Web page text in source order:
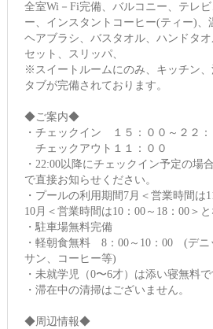
全室Wi－Fi完備、バルコニー、テレ
ー、インスタントコーヒー(ティー)、
ヘアブラシ、バスタオル、ハンドタ
セット、スリッパ、
※スイートルームにのみ、キッチン
タブが完備されております。
◆ご案内◆
・チェックイン １５：００～２２：
チェックアウト１１：００
・22:00以降にチェックイン予定の場
で直接お知らせください。
・プールの利用期間7月＜営業時間は
10月＜営業時間は10：00～18：00＞と
・駐車場無料完備
・軽朝食無料 8：00～10：00 (デニ
サン、コーヒー等)
・未就学児（0〜6才）は添い寝無料で
・滞在中の清掃はございません。
◆周辺情報◆